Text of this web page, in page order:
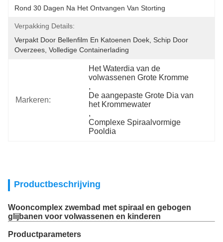
Rond 30 Dagen Na Het Ontvangen Van Storting
Verpakking Details:
Verpakt Door Bellenfilm En Katoenen Doek, Schip Door
Overzees, Volledige Containerlading
Markeren:
Het Waterdia van de
volwassenen Grote Kromme
,
De aangepaste Grote Dia van
het Krommewater
,
Complexe Spiraalvormige
Pooldia
Productbeschrijving
Wooncomplex zwembad met spiraal en gebogen
glijbanen voor volwassenen en kinderen
Productparameters